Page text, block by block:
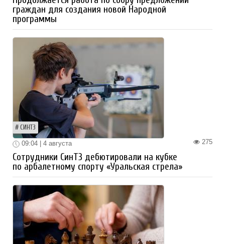
граждан для создания новой Народной
программы
СИНТЗ
275
09:04 | 4 августа
Сотрудники СинТЗ дебютировали на кубке
по арбалетному спорту «Уральская стрела»